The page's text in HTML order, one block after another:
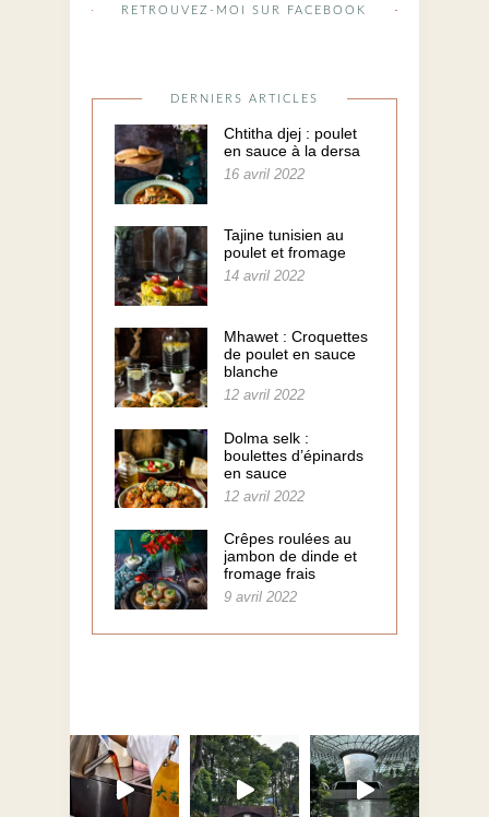
RETROUVEZ-MOI SUR FACEBOOK
DERNIERS ARTICLES
Chtitha djej : poulet
en sauce à la dersa
16 avril 2022
Tajine tunisien au
poulet et fromage
14 avril 2022
Mhawet : Croquettes
de poulet en sauce
blanche
12 avril 2022
Dolma selk :
boulettes d’épinards
en sauce
12 avril 2022
Crêpes roulées au
jambon de dinde et
fromage frais
9 avril 2022